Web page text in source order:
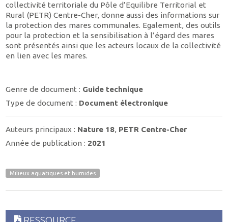
collectivité territoriale du Pôle d’Equilibre Territorial et
Rural (PETR) Centre-Cher, donne aussi des informations sur
la protection des mares communales. Egalement, des outils
pour la protection et la sensibilisation à l’égard des mares
sont présentés ainsi que les acteurs locaux de la collectivité
en lien avec les mares.
Genre de document : Guide technique
Type de document : Document électronique
Auteurs principaux : Nature 18, PETR Centre-Cher
Année de publication : 2021
Milieux aquatiques et humides
RESSOURCE